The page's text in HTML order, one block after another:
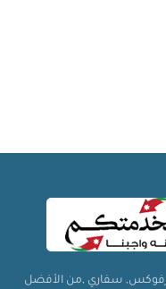
جوجل كروم, فايرفوكس, سفاري ,من الأفضل